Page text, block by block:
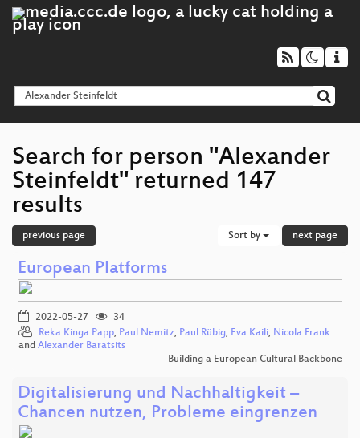
Search for person "Alexander
Steinfeldt" returned 147
results
previous page Sort by next page
European Platforms
2022-05-27
34
Reka Kinga Papp, Paul Nemitz, Paul Rübig, Eva Kaili, Nicola Frank
and Alexander Baratsits
Building a European Cultural Backbone
Digitalisierung und Nachhaltigkeit –
Chancen nutzen, Probleme eingrenzen